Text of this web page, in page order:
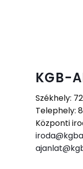
KGB-
Székhely:
Telephely:
Központi